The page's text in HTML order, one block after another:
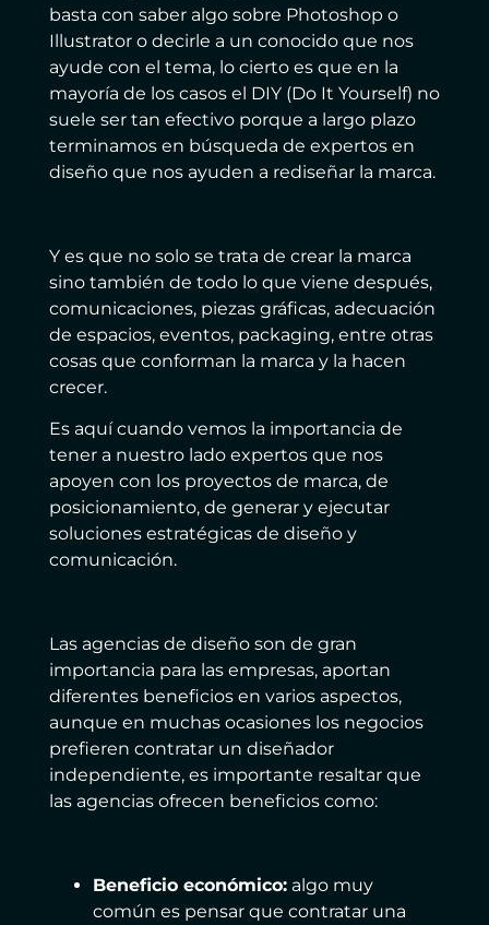
basta con saber algo sobre Photoshop o
Illustrator o decirle a un conocido que nos
ayude con el tema, lo cierto es que en la
mayoría de los casos el DIY (Do It Yourself) no
suele ser tan efectivo porque a largo plazo
terminamos en búsqueda de expertos en
diseño que nos ayuden a rediseñar la marca.
Y es que no solo se trata de crear la marca
sino también de todo lo que viene después,
comunicaciones, piezas gráficas, adecuación
de espacios, eventos, packaging, entre otras
cosas que conforman la marca y la hacen
crecer.
Es aquí cuando vemos la importancia de
tener a nuestro lado expertos que nos
apoyen con los proyectos de marca, de
posicionamiento, de generar y ejecutar
soluciones estratégicas de diseño y
comunicación.
Las agencias de diseño son de gran
importancia para las empresas, aportan
diferentes beneficios en varios aspectos,
aunque en muchas ocasiones los negocios
prefieren contratar un diseñador
independiente, es importante resaltar que
las agencias ofrecen beneficios como:
Beneficio económico:algo muy
común es pensar que contratar una